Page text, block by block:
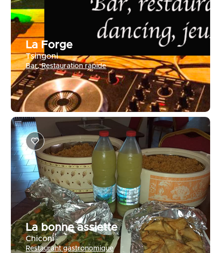
La Forge
Tsingoni
Bar,Restauration rapide
La bonne assiette
Chiconi
Restaurant gastronomique